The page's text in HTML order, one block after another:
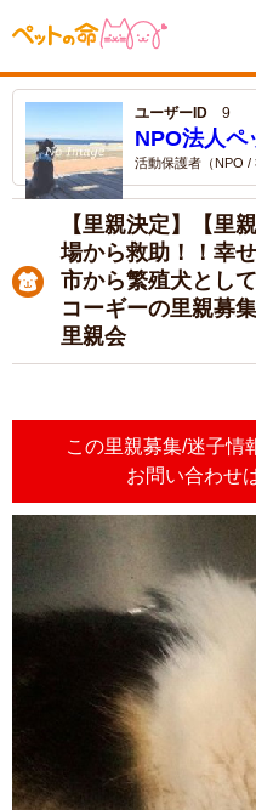
ユーザーID 9
NPO法人ペ
活動保護者（NPO /
【里親決定】【里
場から救助！！幸
市から繁殖犬とし
コーギーの里親募
里親会
この里親募集/迷子情
お問い合わせ